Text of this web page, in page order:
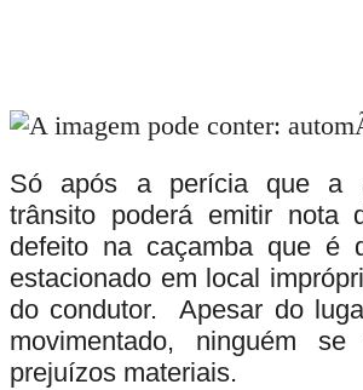
Só após a perícia que a
trânsito poderá emitir nota
defeito na caçamba que é
estacionado em local
do condutor. Apesar do
movimentado, ninguém
prejuízos materiais.